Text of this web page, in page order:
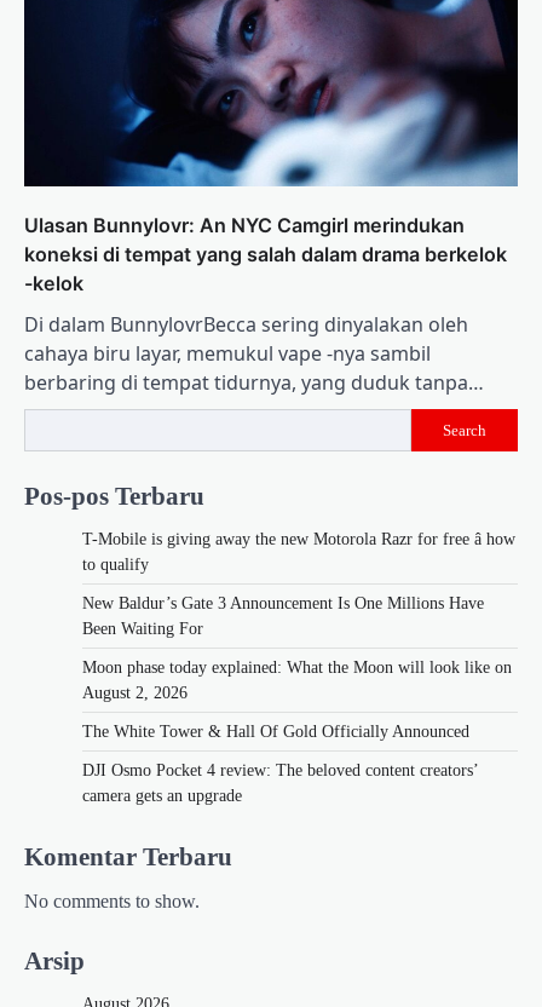
Ulasan Bunnylovr: An NYC Camgirl merindukan
koneksi di tempat yang salah dalam drama berkelok
-kelok
Di dalam BunnylovrBecca sering dinyalakan oleh
cahaya biru layar, memukul vape -nya sambil
berbaring di tempat tidurnya, yang duduk tanpa…
Search
Pos-pos Terbaru
T-Mobile is giving away the new Motorola Razr for free â how
to qualify
New Baldur’s Gate 3 Announcement Is One Millions Have
Been Waiting For
Moon phase today explained: What the Moon will look like on
August 2, 2026
The White Tower & Hall Of Gold Officially Announced
DJI Osmo Pocket 4 review: The beloved content creators’
camera gets an upgrade
Komentar Terbaru
No comments to show.
Arsip